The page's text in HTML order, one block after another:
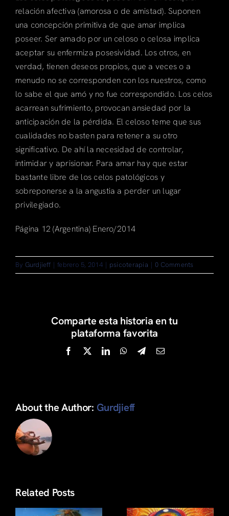
relación afectiva (amorosa o de amistad). Suponen
una concepción primitiva de que amar implica
poseer. Ser amado por un celoso o celosa implica
aceptar su enfermiza posesividad. Los otros, en
verdad, tienen deseos propios, que a veces o a
menudo no se corresponden con los nuestros, como
lo sabe el que amó y no fue correspondido. Los celos
acarrean sufrimiento, provocan ansiedad por la
anticipación de la pérdida. El celoso teme que sus
cualidades no basten para retener a su otro
significativo. De ahí la necesidad de controlar,
intimidar y aprisionar. Para amar hay que estar
bastante libre de los celos patológicos y
sobreponerse a la angustia a perder un lugar
privilegiado.
Página 12 (Argentina) Enero/2014
By Gurdjieff | febrero 5, 2014 | psicoterapia | 0 Comments
Comparte esta historia en tu
plataforma favorita
Facebook
X LinkedInWhatsApp
TelegramEmail
About the Author: Gurdjieff
Related Posts